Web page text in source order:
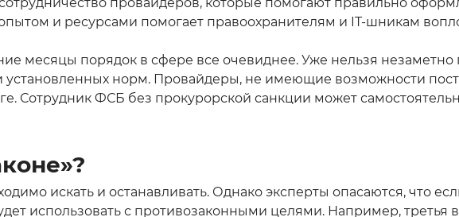
и ресурсами помогает правоохранителям и IT-шникам
месяцы порядок в сфере все очевиднее. Уже нельзя незаметно
установленных норм. Провайдеры, не имеющие возможности
Сотрудник ФСБ без прокурорской санкции может
искать и останавливать. Однако эксперты опасаются, что
использовать с противозаконными целями. Например,